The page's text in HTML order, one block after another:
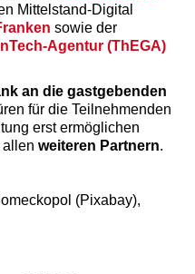
Mittelstand-Digital
sowie der
Agentur (ThEGA)
an die gastgebenden
für die Teilnehmenden
erst ermöglichen
allen weiteren Partnern.
(Pixabay),